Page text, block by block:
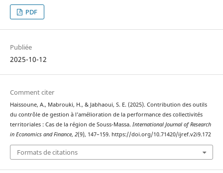
PDF
Publiée
2025-10-12
Comment citer
Haissoune, A., Mabrouki, H., & Jabhaoui, S. E. (2025). Contribution des outils
du contrôle de gestion à l’amélioration de la performance des collectivités
territoriales : Cas de la région de Souss-Massa. International Journal of Research
in Economics and Finance, 2(9), 147–159. https://doi.org/10.71420/ijref.v2i9.172
Formats de citations